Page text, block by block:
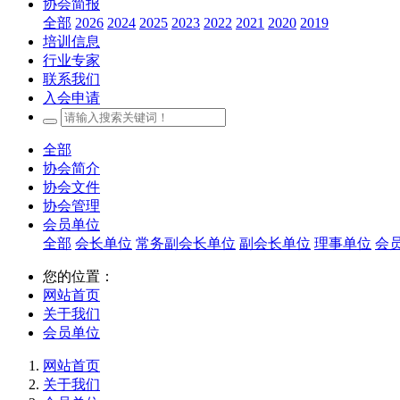
协会简报
全部 2026 2024 2025 2023 2022 2021 2020 2019
培训信息
行业专家
联系我们
入会申请
全部
协会简介
协会文件
协会管理
会员单位
全部 会长单位 常务副会长单位 副会长单位 理事单位 会
您的位置：
网站首页
关于我们
会员单位
网站首页
关于我们